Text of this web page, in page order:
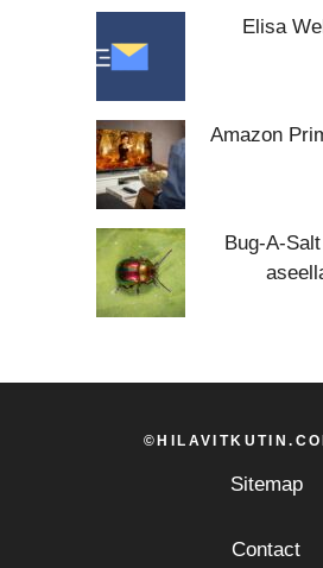
Elisa
Amazon
Bug-A-
Sitemap
Contact